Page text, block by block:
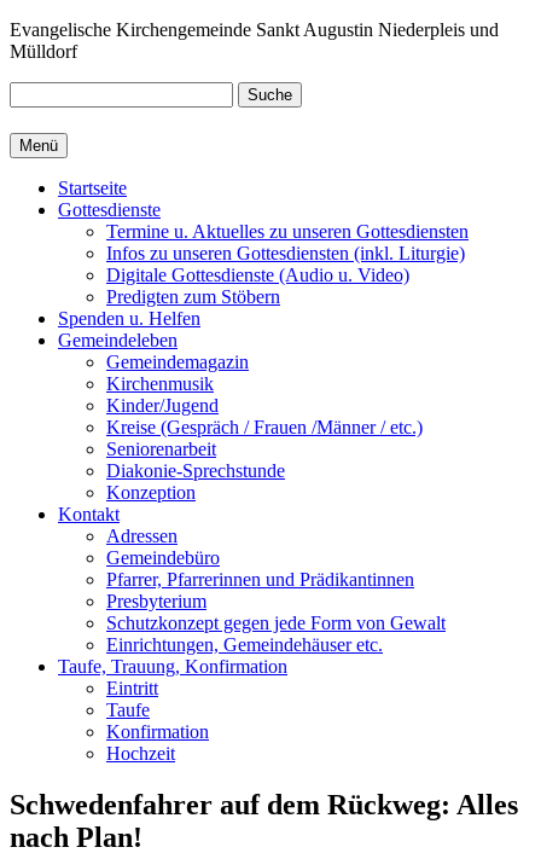
Zum
Inhalt
Evangelische Kirchengemeinde Sankt Augustin Niederpleis und
Mülldorf
Suche
Menü
Startseite
Gottesdienste
Termine u. Aktuelles zu unseren Gottesdiensten
Infos zu unseren Gottesdiensten (inkl. Liturgie)
Digitale Gottesdienste (Audio u. Video)
Predigten zum Stöbern
Spenden u. Helfen
Gemeindeleben
Gemeindemagazin
Kirchenmusik
Kinder/Jugend
Kreise (Gespräch / Frauen /Männer / etc.)
Seniorenarbeit
Diakonie-Sprechstunde
Konzeption
Kontakt
Adressen
Gemeindebüro
Pfarrer, Pfarrerinnen und Prädikantinnen
Presbyterium
Schutzkonzept gegen jede Form von Gewalt
Einrichtungen, Gemeindehäuser etc.
Taufe, Trauung, Konfirmation
Eintritt
Taufe
Konfirmation
Hochzeit
Schwedenfahrer auf dem Rückweg: Alles
nach Plan!